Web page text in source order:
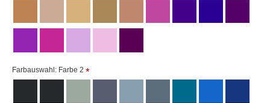
Farbauswahl: Farbe 2